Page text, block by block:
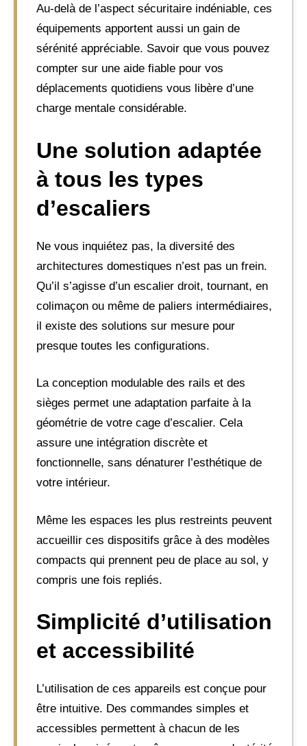
Au-delà de l’aspect sécuritaire indéniable, ces
équipements apportent aussi un gain de
sérénité appréciable. Savoir que vous pouvez
compter sur une aide fiable pour vos
déplacements quotidiens vous libère d’une
charge mentale considérable.
Une solution adaptée
à tous les types
d’escaliers
Ne vous inquiétez pas, la diversité des
architectures domestiques n’est pas un frein.
Qu’il s’agisse d’un escalier droit, tournant, en
colimaçon ou même de paliers intermédiaires,
il existe des solutions sur mesure pour
presque toutes les configurations.
La conception modulable des rails et des
sièges permet une adaptation parfaite à la
géométrie de votre cage d’escalier. Cela
assure une intégration discrète et
fonctionnelle, sans dénaturer l’esthétique de
votre intérieur.
Même les espaces les plus restreints peuvent
accueillir ces dispositifs grâce à des modèles
compacts qui prennent peu de place au sol, y
compris une fois repliés.
Simplicité d’utilisation
et accessibilité
L’utilisation de ces appareils est conçue pour
être intuitive. Des commandes simples et
accessibles permettent à chacun de les